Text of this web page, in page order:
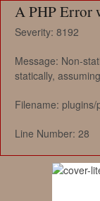
A PHP Error
Severity: 8192
Message: Non-
statically,
Filename:
Line Number: 28